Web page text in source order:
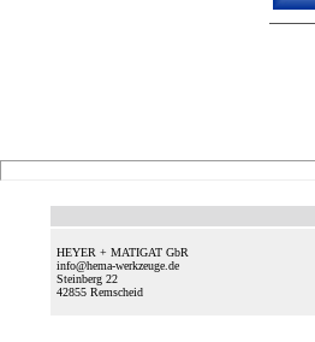
HEYER + MATIGAT GbR
info@hema-werkzeuge.de
Steinberg 22
42855 Remscheid